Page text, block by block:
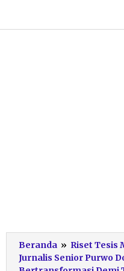
konten
Beranda » Riset Tesis
Jurnalis Senior Purwo